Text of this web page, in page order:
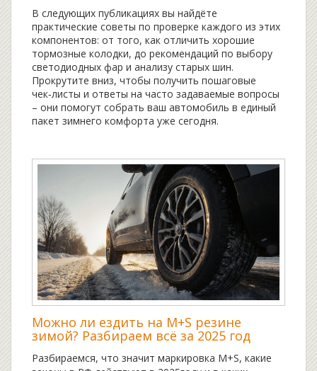
В следующих публикациях вы найдёте
практические советы по проверке каждого из этих
компонентов: от того, как отличить хорошие
тормозные колодки, до рекомендаций по выбору
светодиодных фар и анализу старых шин.
Прокрутите вниз, чтобы получить пошаговые
чек‑листы и ответы на часто задаваемые вопросы
– они помогут собрать ваш автомобиль в единый
пакет зимнего комфорта уже сегодня.
Можно ли ездить на M+S резине
зимой? Разбираем всё за 2025 год
Разбираемся, что значит маркировка M+S, какие